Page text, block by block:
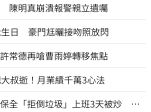
陳明真崩潰報警親立遺囑
日 豪門尪曬接吻照放閃
常德再嗆曹雨婷轉移焦點
叔逝！月業績千萬3心法
全「拒倒垃圾」上班3天被炒 找